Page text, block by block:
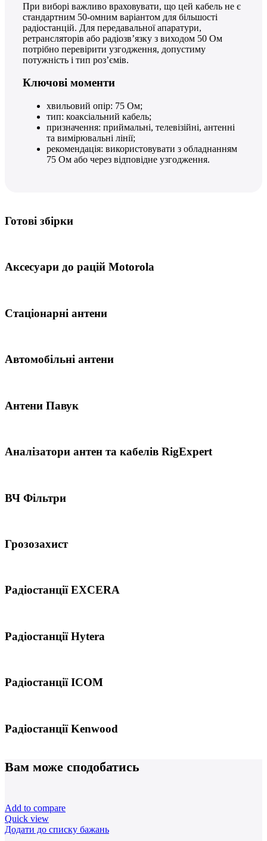
При виборі важливо враховувати, що цей кабель не є
стандартним 50-омним варіантом для більшості
радіостанцій. Для передавальної апаратури,
ретрансляторів або радіозв’язку з виходом 50 Ом
потрібно перевірити узгодження, допустиму
потужність і тип роз’ємів.
Ключові моменти
хвильовий опір: 75 Ом;
тип: коаксіальний кабель;
призначення: приймальні, телевізійні, антенні
та вимірювальні лінії;
рекомендація: використовувати з обладнанням
75 Ом або через відповідне узгодження.
Готові збірки
Аксесуари до рацій Motorola
Стаціонарні антени
Автомобільні антени
Антени Павук
Аналізатори антен та кабелів RigExpert
ВЧ Фільтри
Грозозахист
Радіостанції EXCERA
Радіостанції Hytera
Радіостанції ICOM
Радіостанції Kenwood
Вам може сподобатись
Add to compare
Quick view
Додати до списку бажань